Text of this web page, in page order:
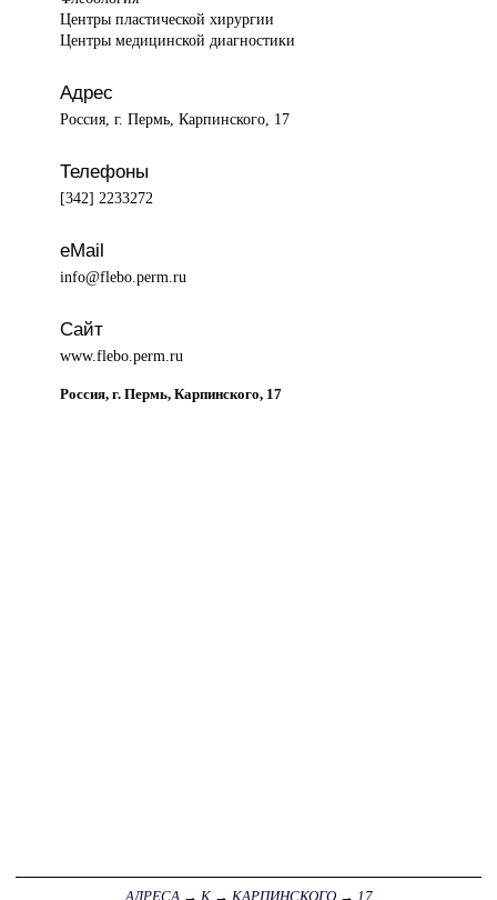
Центрыпластической хирургии
Центры медицинской диагностики
Адрес
Россия, г. Пермь, Карпинского, 17
Телефоны
[342] 2233272
eMail
info@flebo.perm.ru
Сайт
www.flebo.perm.ru
Россия, г. Пермь, Карпинского, 17
АДРЕСА → К→ КАРПИНСКОГО→ 17